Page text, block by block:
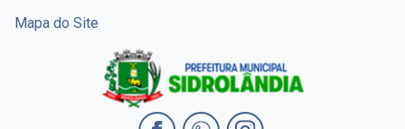
Mapa do Site